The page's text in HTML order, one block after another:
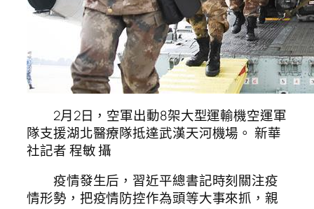
2月2日，空軍出動8架大型運輸機空運軍
隊支援湖北醫療隊抵達武漢天河機場。 新華
社記者 程敏 攝
疫情發生后，習近平總書記時刻關注疫
情形勢，把疫情防控作為頭等大事來抓，親